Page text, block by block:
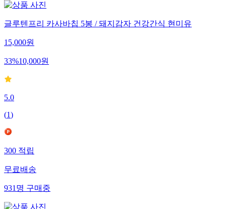
글루텐프리 카사바칩 5봉 / 돼지감자 건강간식 현미유
15,000원
33%10,000원
5.0
(1)
300적립
무료배송
931명구매중